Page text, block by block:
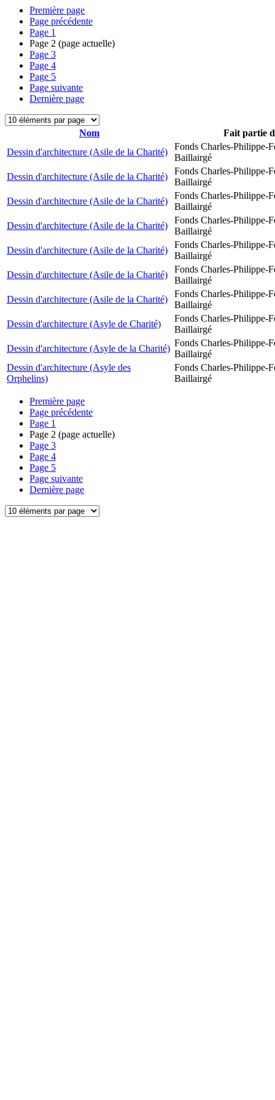
Première page
Page précédente
Page 1
Page 2 (page actuelle)
Page 3
Page 4
Page 5
Page suivante
Dernière page
Nom
Fait partie
Dessin d'architecture (Asile de la Charité)
Fonds Charles-Philippe-
Baillairgé
Dessin d'architecture (Asile de la Charité)
Fonds Charles-Philippe-
Baillairgé
Dessin d'architecture (Asile de la Charité)
Fonds Charles-Philippe-
Baillairgé
Dessin d'architecture (Asile de la Charité)
Fonds Charles-Philippe-
Baillairgé
Dessin d'architecture (Asile de la Charité)
Fonds Charles-Philippe-
Baillairgé
Dessin d'architecture (Asile de la Charité)
Fonds Charles-Philippe-
Baillairgé
Dessin d'architecture (Asile de la Charité)
Fonds Charles-Philippe-
Baillairgé
Dessin d'architecture (Asyle de Charité)
Fonds Charles-Philippe-
Baillairgé
Dessin d'architecture (Asyle de la Charité)
Fonds Charles-Philippe-
Baillairgé
Dessin d'architecture (Asyle des
Orphelins)
Fonds Charles-Philippe-
Baillairgé
Première page
Page précédente
Page 1
Page 2 (page actuelle)
Page 3
Page 4
Page 5
Page suivante
Dernière page